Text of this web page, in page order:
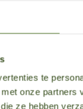
te
onze
ze hebben